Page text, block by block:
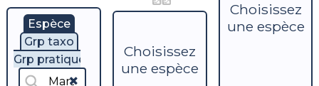
Espèce
Grp taxo
Grp pratique
Choisissez
une espèce
Choisissez
une espèce